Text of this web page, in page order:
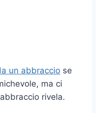
un abbraccio se
ma ci
rivela.